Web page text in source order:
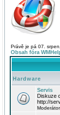
Právě je pá 07.
Obsah fóra
Hardware
Servis
Diskuze
http://
Moderátor